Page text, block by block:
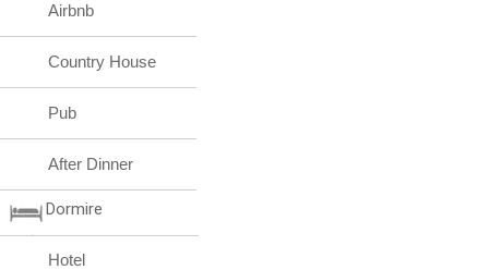
Airbnb
Country House
Pub
After Dinner
Dormire
Hotel